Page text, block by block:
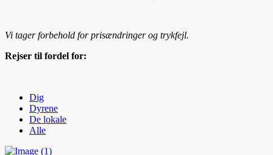
Vi tager forbehold for prisændringer og trykfejl.
Rejser til fordel for:
Dig
Dyrene
De lokale
Alle